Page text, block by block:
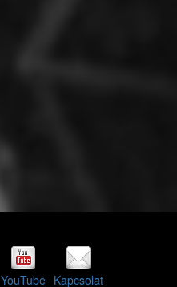
YouTube Kapcsolat